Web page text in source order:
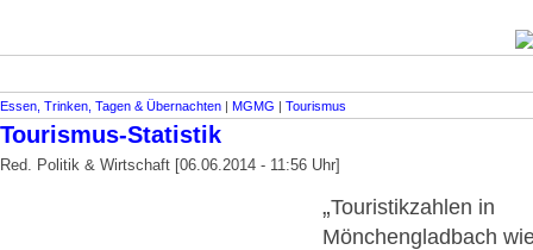
Essen, Trinken, Tagen & Übernachten | MGMG | Tourismus
Tourismus-Statistik
Red. Politik & Wirtschaft [06.06.2014 - 11:56 Uhr]
„Touristikzahlen in
Mönchengladbach